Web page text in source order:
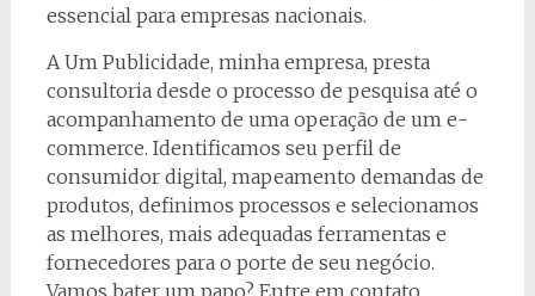
essencial para empresas nacionais.
A Um Publicidade, minha empresa, presta
consultoria desde o processo de pesquisa até o
acompanhamento de uma operação de um e-
commerce. Identificamos seu perfil de
consumidor digital, mapeamento demandas de
produtos, definimos processos e selecionamos
as melhores, mais adequadas ferramentas e
fornecedores para o porte de seu negócio.
Vamos bater um papo? Entre em contato